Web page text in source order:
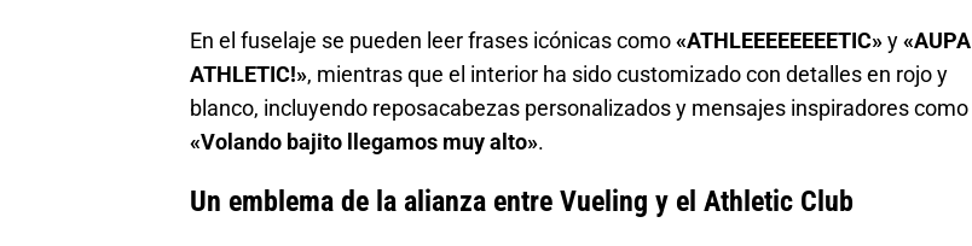
En el fuselaje se pueden leer frases icónicas como«ATHLEEEEEEEETIC»y«AUPA
ATHLETIC!», mientras que el interior ha sido customizado con detalles en rojo y
blanco, incluyendo reposacabezas personalizados y mensajes inspiradores como
«Volando bajito llegamos muy alto».
Un emblema de la alianza entre Vueling y el Athletic Club